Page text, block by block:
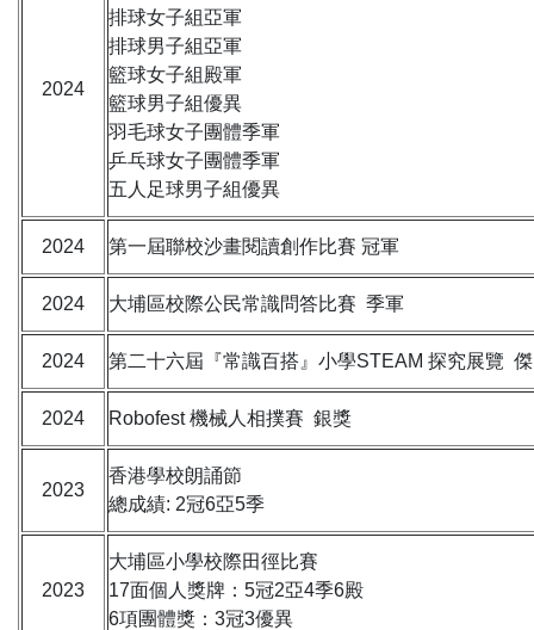
2024
排球女子組亞軍
排球男子組亞軍
籃球女子組殿軍
籃球男子組優異
羽毛球女子團體季軍
乒乓球女子團體季軍
五人足球男子組優異
2024 第一屆聯校沙畫閱讀創作比賽 冠軍
2024 大埔區校際公民常識問答比賽 季軍
2024 第二十六屆『常識百搭』小學STEAM 探究展覽
2024 Robofest 機械人相撲賽 銀獎
2023
香港學校朗誦節
總成績: 2冠6亞5季
2023
大埔區小學校際田徑比賽
17面個人獎牌：5冠2亞4季6殿
6項團體獎：3冠3優異